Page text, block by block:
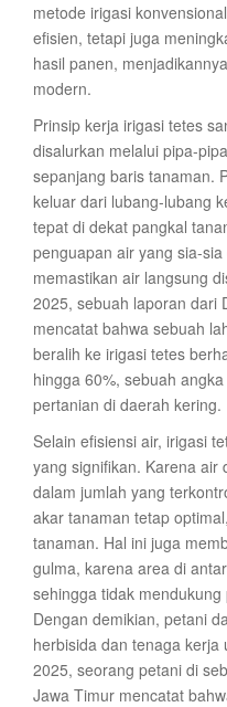
metode irigasi
efisien, tetapi juga
hasil panen,
modern.
Prinsip kerja irigasi tetes
disalurkan melalui pipa-
sepanjang baris tanaman.
keluar dari lubang-lubang
tepat di dekat pangkal
penguapan air yang sia-
memastikan air langsung
2025, sebuah laporan dari
mencatat bahwa sebuah
beralih ke irigasi tetes
hingga 60%, sebuah
pertanian di daerah kering.
Selain efisiensi air, irigasi
yang signifikan. Karena air
dalam jumlah yang
akar tanaman tetap
tanaman. Hal ini juga
gulma, karena area di
sehingga tidak
Dengan demikian, petani
herbisida dan tenaga
2025, seorang petani di
Jawa Timur mencatat